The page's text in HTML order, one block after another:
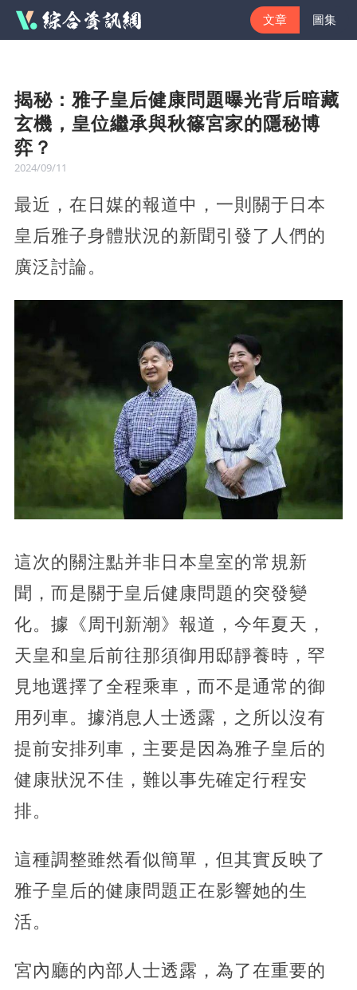
文章 圖集
揭秘：雅子皇后健康問題曝光背后暗藏
玄機，皇位繼承與秋篠宮家的隱秘博
弈？
2024/09/11
最近，在日媒的報道中，一則關于日本
皇后雅子身體狀況的新聞引發了人們的
廣泛討論。
這次的關注點并非日本皇室的常規新
聞， 而是關于皇后健康問題的突發變
化。據《周刊新潮》報道，今年夏天，
天皇和皇后前往那須御用邸靜養時，罕
見地選擇了全程乘車，而不是通常的御
用列車。據消息人士透露，之所以沒有
提前安排列車， 主要是因為雅子皇后的
健康狀況不佳，難以事先確定行程安
排。
這種調整雖然看似簡單，但其實反映了
雅子皇后的健康問題正在影響她的生
活。
宮內廳的內部人士透露，為了在重要的